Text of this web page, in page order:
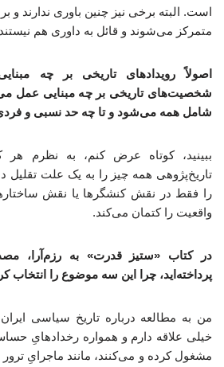
است. البته برخی نیز چنین باوری ندارند
متمرکز می‌شوند و قائل به داوری هم
اصولاً رویدادهای تاریخی بر چه
شخصیت‌های تاریخی بر چه مبنایی عمل
شامل همه می‌شود و تا چه حد نسبی و
ببینید، کوتاه عرض کنم، به نظرم
تاریخ‌پژوهی همه چیز را به یک علت تقلیل
را فقط در نقش کنشگرها یا نقش
واقعیت را کتمان می‌کند.
در کتاب «ستیز قدرت» به رزم‌آرا،
پرداخته‌اید، چرا این سه موضوع را انتخاب
من به مطالعه درباره تاریخ سیاسی
خیلی علاقه دارم و همواره رخدادهایِ
مشغول کرده و می‌کنند، مانند ماجرایِ